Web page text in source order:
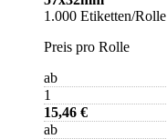
1.000 Etiketten/Rolle
Preis pro Rolle
ab
1
15,46 €
ab